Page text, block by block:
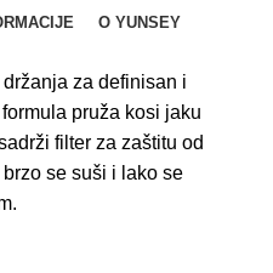
O YUNSEY
za definisan i
pruža kosi jaku
filter za zaštitu od
se suši i lako se